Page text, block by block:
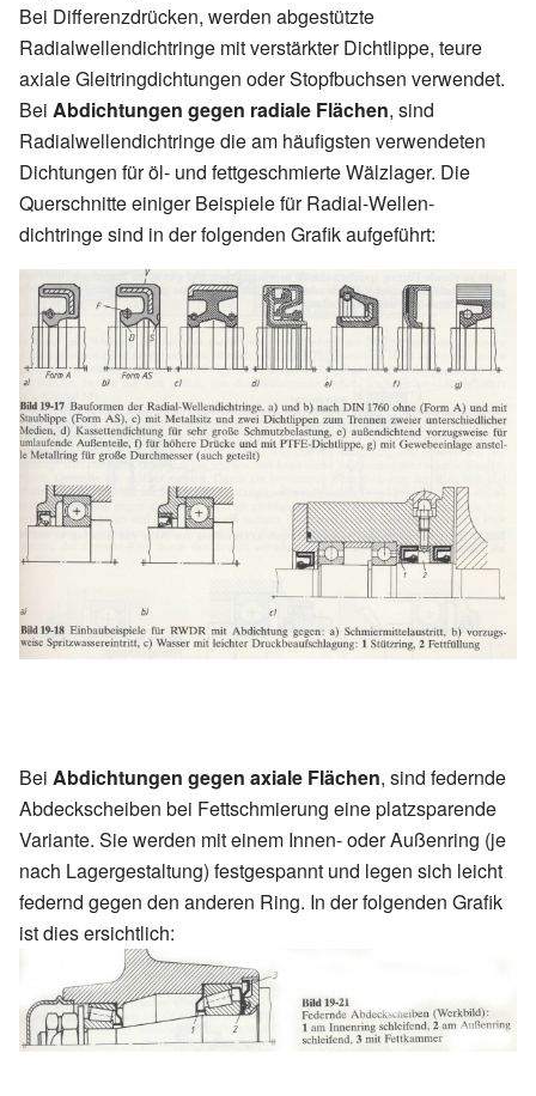
Bei Differenzdrücken, werden abgestützte
Radialwellendichtringe mit verstärkter Dichtlippe, teure
axiale Gleitringdichtungen oder Stopfbuchsen verwendet.
Bei Abdichtungen gegen radiale Flächen, sind
Radialwellendichtringe die am häufigsten verwendeten
Dichtungen für öl- und fettgeschmierte Wälzlager. Die
Querschnitte einiger Beispiele für Radial-Wellen-
dichtringe sind in der folgenden Grafik aufgeführt:
Bei Abdichtungen gegen axiale Flächen, sind federnde
Abdeckscheiben bei Fettschmierung eine platzsparende
Variante. Sie werden mit einem Innen- oder Außenring (je
nach Lagergestaltung) festgespannt und legen sich leicht
federnd gegen den anderen Ring. In der folgenden Grafik
ist dies ersichtlich: